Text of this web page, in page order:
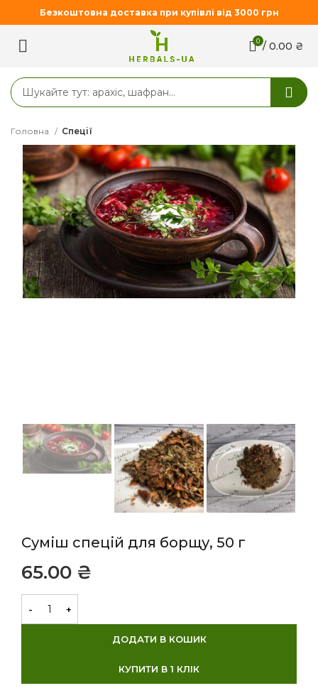
0 / 0.00 ₴
Головна Спеції
Суміш спецій для борщу, 50 г
₴
ДОДАТИ В КОШИК
КУПИТИ В 1 КЛІК
Безкоштовна доставка при купівлі від 3000 грн